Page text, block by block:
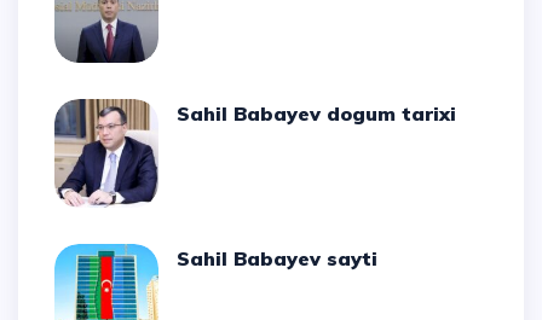
Sahil Babayev dogum tarixi
Sahil Babayev sayti